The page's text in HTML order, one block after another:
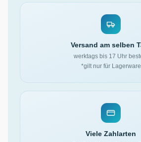
Versand am selben
werktags bis 17 Uhr
*gilt nur für Lagerware
Viele Zahlarten